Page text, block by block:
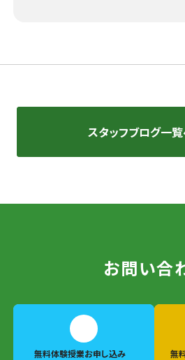
スタッフブログ一
お問い合
無料体験授業お申し込み 無